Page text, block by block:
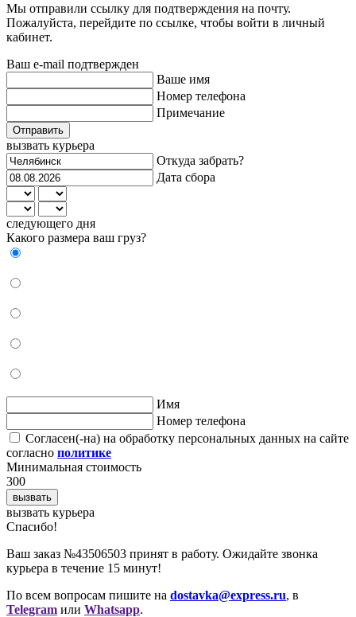
Мы отправили ссылку для подтверждения на почту.
Пожалуйста, перейдите по ссылке, чтобы войти в личный
кабинет.
Ваш e-mail подтвержден
Ваше имя
Номер телефона
Примечание
Отправить
вызвать курьера
Откуда забрать?
Дата сбора
следующего дня
Какого размера ваш груз?
Имя
Номер телефона
Согласен(-на) на обработку персональных данных на сайте
согласно политике
Минимальная стоимость
300
вызвать
вызвать курьера
Cпасибо!
Ваш заказ №43506503 принят в работу. Ожидайте звонка
курьера в течение 15 минут!
По всем вопросам пишите на dostavka@express.ru, в
Telegram или Whatsapp.